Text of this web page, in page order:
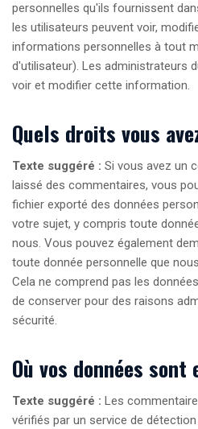
personnelles qu'ils fournissent
les utilisateurs peuvent voir,
informations personnelles à tout
d'utilisateur). Les administrateurs
voir et modifier cette information.
Quels droits vous
Texte suggéré : Si vous avez un
laissé des commentaires, vous
fichier exporté des données
votre sujet, y compris toute
nous. Vous pouvez également
toute donnée personnelle que
Cela ne comprend pas les
de conserver pour des raisons
sécurité.
Où vos données sont
Texte suggéré : Les
vérifiés par un service de